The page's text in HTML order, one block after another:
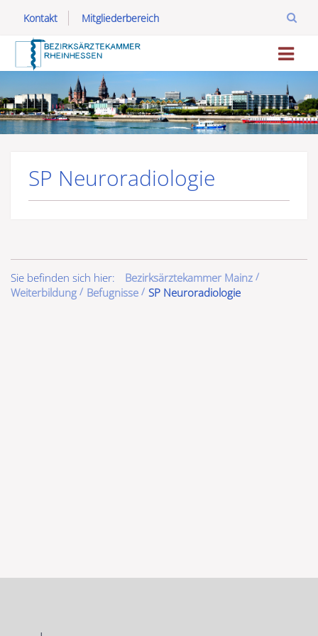
Kontakt Mitgliederbereich
SP Neuroradiologie
Sie befinden sich hier:
Bezirksärztekammer Mainz
Weiterbildung
Befugnisse SP Neuroradiologie